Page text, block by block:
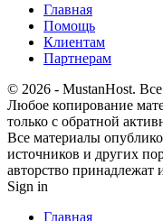
Главная
Помощь
Клиентам
Партнерам
© 2026 - MustanHost.
Любое копирование
только с обратной
Все материалы
источников и других
авторство принадлежат
Sign in
Главная